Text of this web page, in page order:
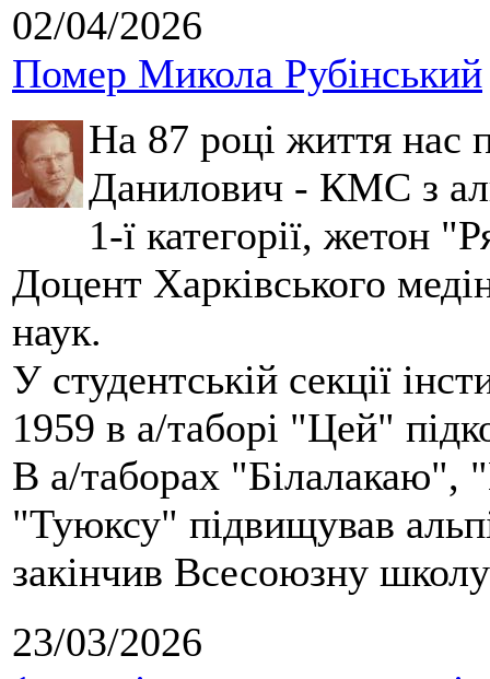
02/04/2026
Помер Микола Рубінський
На 87 році життя нас
Данилович - КМС з
1-ї категорії, жетон
Доцент Харківського
наук.
У студентській секції
1959 в а/таборі "Цей"
В а/таборах "Білалакаю",
"Туюксу" підвищував
закінчив Всесоюзну
23/03/2026